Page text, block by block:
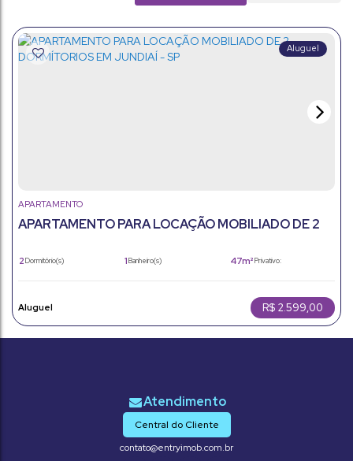
APARTAMENTO PARA LOCAÇÃO MOBILIADO DE 2
APARTAMENTO
R$ 2.599,00
2Dormitório(s) 1Banheiro(s) Privativo:
47m²
Central do Cliente
contato@entryimob.com.br